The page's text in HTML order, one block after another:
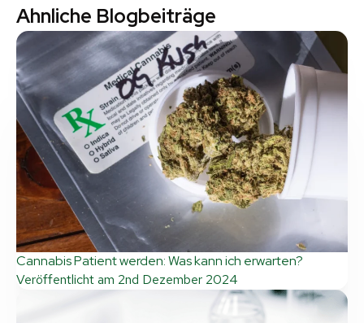
Ahnliche Blogbeiträge
Cannabis Patient werden: Was kann ich erwarten?
Veröffentlicht am 2nd Dezember 2024